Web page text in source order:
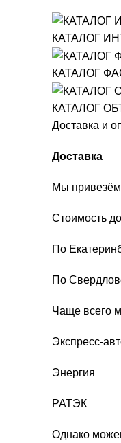
КАТАЛОГ
КАТАЛОГ
КАТАЛОГ
Доставка и
Доставка
Мы привезём
Стоимость
По
По
Чаще всего
Экспресс-
Энергия
РАТЭК
Однако